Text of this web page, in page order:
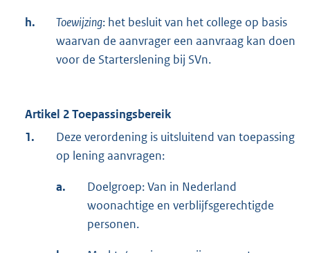
h. Toewijzing: het besluit van het college op basis
waarvan de aanvrager een aanvraag kan doen
voor de Starterslening bij SVn.
Artikel 2 Toepassingsbereik
1.
Deze verordening is uitsluitend van toepassing
op lening aanvragen:
a.
Doelgroep: Van in Nederland
woonachtige en verblijfsgerechtigde
personen.